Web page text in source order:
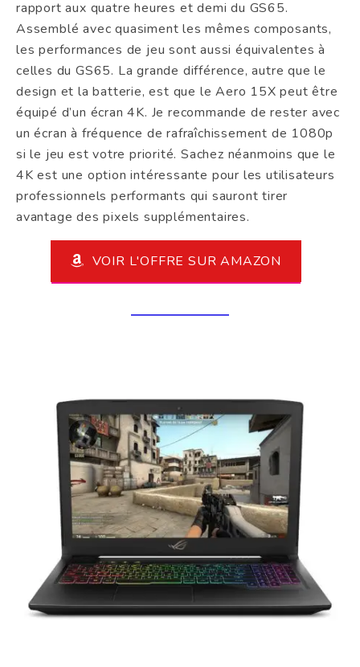
rapport aux quatre heures et demi du GS65.
Assemblé avec quasiment les mêmes composants,
les performances de jeu sont aussi équivalentes à
celles du GS65. La grande différence, autre que le
design et la batterie, est que le Aero 15X peut être
équipé d’un écran 4K. Je recommande de rester avec
un écran à fréquence de rafraîchissement de 1080p
si le jeu est votre priorité. Sachez néanmoins que le
4K est une option intéressante pour les utilisateurs
professionnels performants qui sauront tirer
avantage des pixels supplémentaires.
VOIR L'OFFRE SUR AMAZON